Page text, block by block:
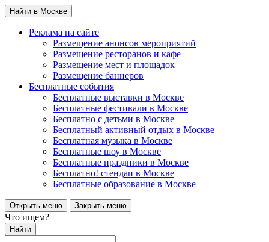
Найти в Москве
Реклама на сайте
Размещение анонсов мероприятий
Размещение ресторанов и кафе
Размещение мест и площадок
Размещение баннеров
Бесплатные события
Бесплатные выставки в Москве
Бесплатные фестивали в Москве
Бесплатно с детьми в Москве
Бесплатный активный отдых в Москве
Бесплатная музыка в Москве
Бесплатные шоу в Москве
Бесплатные праздники в Москве
Бесплатно! стендап в Москве
Бесплатные образование в Москве
Открыть меню Закрыть меню
Что ищем?
Найти